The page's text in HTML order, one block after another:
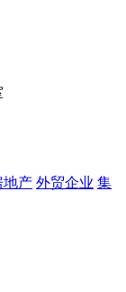
地产 外贸企业 集